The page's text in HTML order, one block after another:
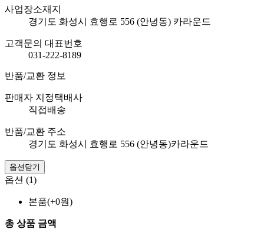
사업장소재지
경기도 화성시 효행로 556 (안녕동) 카라운드
고객문의 대표번호
031-222-8189
반품/교환 정보
판매자 지정택배사
직접배송
반품/교환 주소
경기도 화성시 효행로 556 (안녕동)카라운드
옵션닫기
옵션 (1)
본품(+0원)
총 상품 금액